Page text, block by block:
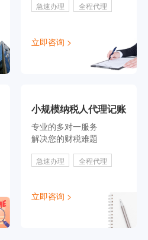
急速办理 全程代理
立即咨询 >
小规模纳税人代理记账
专业的多对一服务
解决您的财税难题
急速办理 全程代理
立即咨询 >